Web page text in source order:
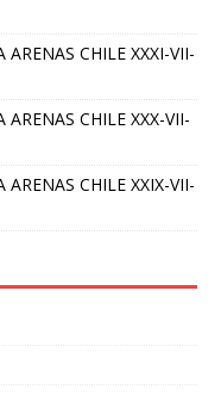
CHILE XXXI-VII-
CHILE XXX-VII-
CHILE XXIX-VII-